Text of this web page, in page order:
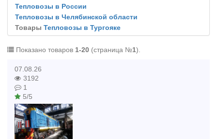
Тепловозы в России
Тепловозы в Челябинской области
Товары Тепловозы в Тургояке
Показано товаров 1-20 (страница №1).
07.08.26
3192
1
5/5